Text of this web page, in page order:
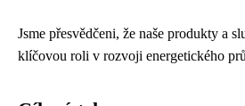
Jsme přesvědčeni, že naše produkty a
klíčovou roli v rozvoji energetického